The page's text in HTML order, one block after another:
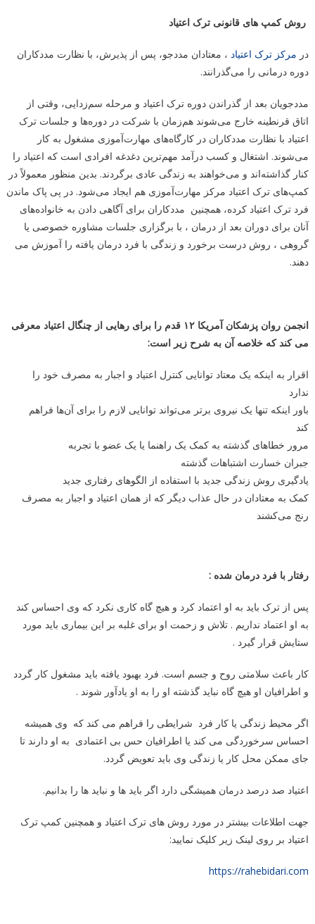
روش کمپ های قانونی ترک اعتیاد
در مرکز ترک اعتیاد ، معتادان مددجو، پس از پذیرش، با نظارت مددکاران
دوره درمانی را می‌گذرانند.
مددجویان بعد از گذراندن دوره ترک اعتیاد و مرحله سم‌زدایی، وقتی از
اتاق قرنطینه خارج می‌شوند هم‌زمان با شرکت در دوره‌ها و جلسات ترک
اعتیاد با نظارت مددکاران در کارگاه‌های مهارت‌آموزی مشغول به کار
می‌شوند. اشتغال و کسب درآمد مهم‌ترین دغدغه افرادی است که اعتیاد را
کنار گذاشته‌اند و می‌خواهند به زندگی عادی برگردند. بدین منظور معمولاً در
کمپ‌های ترک اعتیاد مرکز مهارت‌آموزی هم ایجاد می‌شود. در پی پاک ماندن
فرد ترک اعتیاد کرده، همچنین مددکاران برای آگاهی دادن به خانواده‌های
آنان برای دوران بعد از درمان ، با برگزاری جلسات مشاوره خصوصی یا
گروهی ، روش درست برخورد و زندگی با فرد درمان یافته را آموزش می
دهند.
انجمن روان پزشکان آمریکا ۱۲ قدم را برای رهایی از چنگال اعتیاد معرفی
می کند که خلاصه آن به شرح زیر است:
اقرار به اینکه یک معتاد توانایی کنترل اعتیاد و اجبار به مصرف خود را
ندارد
باور اینکه تنها یک نیروی برتر می‌تواند توانایی لازم را برای آن‌ها فراهم
کند
مرور خطاهای گذشته به کمک یک راهنما یا یک عضو با تجربه
جبران خسارت اشتباهات گذشته
یادگیری روش زندگی جدید با استفاده از الگوهای رفتاری جدید
کمک به معتادان در حال عذاب دیگر که از همان اعتیاد و اجبار به مصرف
رنج می‌کشند
رفتار با فرد درمان شده :
پس از ترک باید به او اعتماد کرد و هیچ گاه کاری نکرد که وی احساس کند
به او اعتماد نداریم . تلاش و زحمت او برای غلبه بر این بیماری باید مورد
ستایش قرار گیرد .
کار باعث سلامتی روح و جسم است. فرد بهبود یافته باید مشغول کار گردد
و اطرافیان او هیچ گاه نباید گذشته او را به او یادآور شوند .
اگر محیط زندگی یا کار فرد شرایطی را فراهم می کند که وی همیشه
احساس سرخوردگی می کند یا اطرافیان حس بی اعتمادی به او دارند تا
جای ممکن محل کار یا زندگی وی باید تعویض گردد.
اعتیاد صد درصد درمان همیشگی دارد اگر باید ها و نباید ها را بدانیم.
جهت اطلاعات بیشتر در مورد روش های ترک اعتیاد و همچنین کمپ ترک
اعتیاد بر روی لینک زیر کلیک نمایید:
https://rahebidari.com